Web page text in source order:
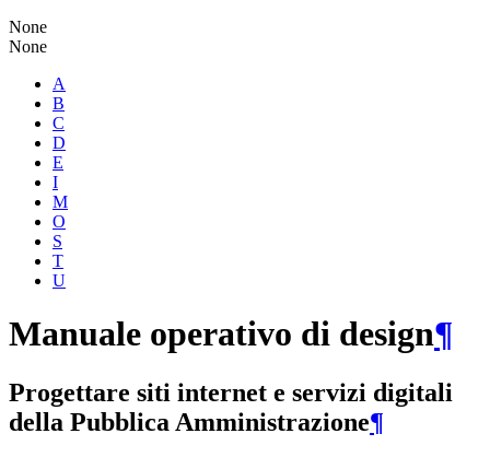
None
None
A
B
C
D
E
I
M
O
S
T
U
Manuale operativo di design¶
Progettare siti internet e servizi digitali
della Pubblica Amministrazione¶